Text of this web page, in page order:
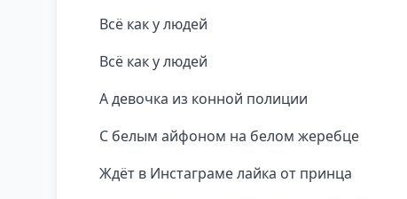
Всё как у людей
Всё как у людей
А девочка из конной полиции
С белым айфоном на белом жеребце
Ждёт в Инстаграме лайка от принца